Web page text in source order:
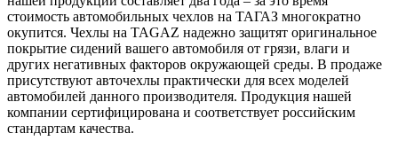
стоимость автомобильных чехлов на ТАГАЗ многократно
окупится. Чехлы на TAGAZ надежно защитят оригинальное
покрытие сидений вашего автомобиля от грязи, влаги и
других негативных факторов окружающей среды. В продаже
присутствуют авточехлы практически для всех моделей
автомобилей данного производителя. Продукция нашей
компании сертифицирована и соответствует российским
стандартам качества.